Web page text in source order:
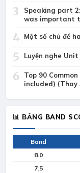
3
Speaking part
was important
4 Một số chủ đề
5 Luyện
6
Top 90
included) (Thay
📊 BẢNG BAND
Band
8.0
7.5